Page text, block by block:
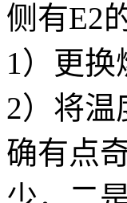
侧有E2
1）更换
2）将温
确有点